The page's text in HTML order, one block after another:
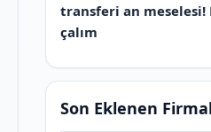
transferi an meselesi!
çalım
Son Eklenen